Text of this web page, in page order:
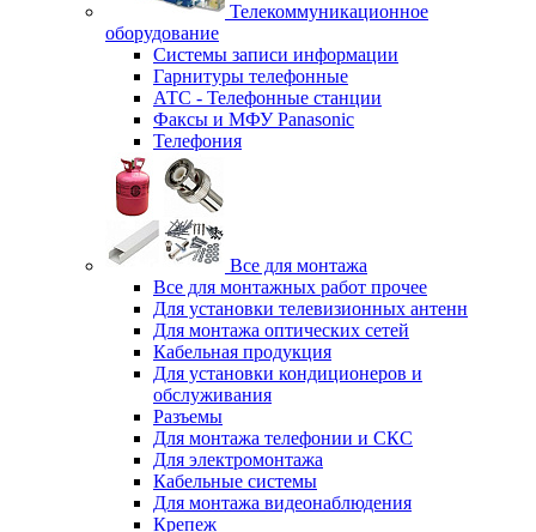
Телекоммуникационное
оборудование
Системы записи информации
Гарнитуры телефонные
АТС - Телефонные станции
Факсы и МФУ Panasonic
Телефония
Все для монтажа
Все для монтажных работ прочее
Для установки телевизионных антенн
Для монтажа оптических сетей
Кабельная продукция
Для установки кондиционеров и
обслуживания
Разъемы
Для монтажа телефонии и СКС
Для электромонтажа
Кабельные системы
Для монтажа видеонаблюдения
Крепеж